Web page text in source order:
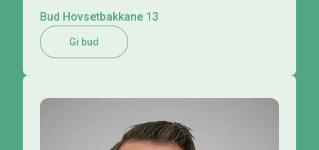
Bud Hovsetbakkane 13
Gi bud